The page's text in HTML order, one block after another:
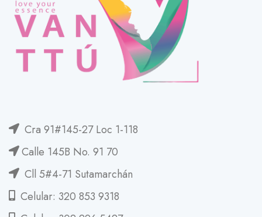
Cra 91#145-27 Loc 1-118
Calle 145B No. 91 70
Cll 5#4-71 Sutamarchán
Celular: 320 853 9318